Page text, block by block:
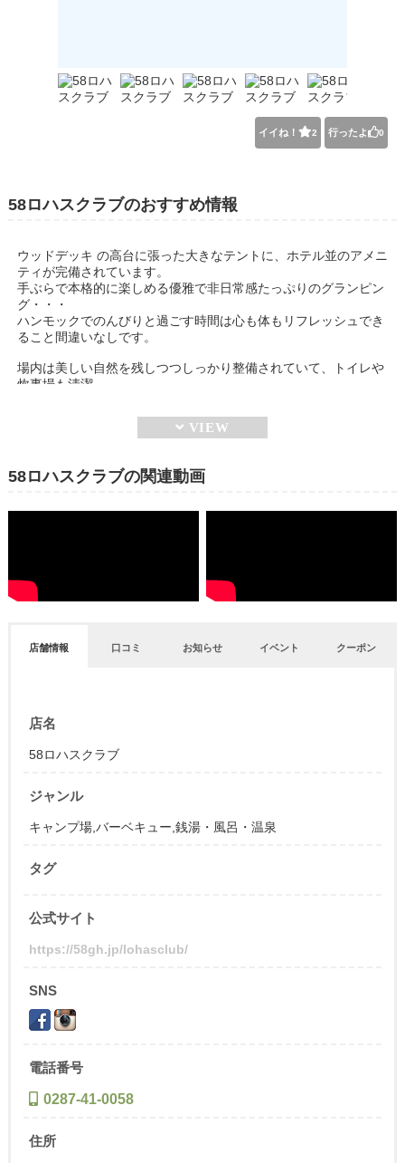
イイね！ 2 行ったよ 0
58ロハスクラブのおすすめ情報
ウッドデッキ の高台に張った大きなテントに、ホテル並のアメニ
ティが完備されています。
手ぶらで本格的に楽しめる優雅で非日常感たっぷりのグランピン
グ・・・
ハンモックでのんびりと過ごす時間は心も体もリフレッシュでき
ること間違いなしです。
場内は美しい自然を残しつつしっかり整備されていて、トイレや
炊事場も清潔。
満点の星空を眺めながら、時間を忘れ日々の疲れを癒しリフレッ
ったメニューが魅力のレストランやいちご狩り農園、BBQ施設、
ます。
58ロハスクラブの関連動画
店舗情報 口コミ お知らせ イベント クーポン
店名
58ロハスクラブ
ジャンル
キャンプ場, バーベキュー 銭湯・風呂・温泉
タグ
公式サイト
https://58gh.jp/lohasclub/
SNS
電話番号
0287-41-0058
住所